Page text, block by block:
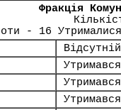
Фракція
- 16
Відсутній
Утримався
Утримався
Утримався